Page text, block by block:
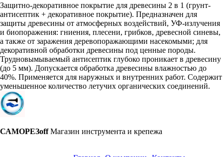
Защитно-декоративное покрытие для древесины 2 в 1 (грунт-
антисептик + декоративное покрытие). Предназначен для
защиты древесины от атмосферных воздействий, УФ-излучения
и биопоражения: гниения, плесени, грибков, древесной синевы,
а также от заражения деревопоражающими насекомыми; для
декоративной обработки древесины под ценные породы.
Трудновымываемый антисептик глубоко проникает в древесину
(до 5 мм). Допускается обработка древесины влажностью до
40%. Применяется для наружных и внутренних работ. Содержит
уменьшенное количество летучих органических соединений.
САМОРЕЗoff Магазин инструмента и крепежа